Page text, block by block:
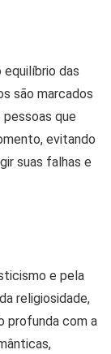
equilíbrio das
são marcados
que
evitando
suas falhas e
e pela
religiosidade,
profunda com a